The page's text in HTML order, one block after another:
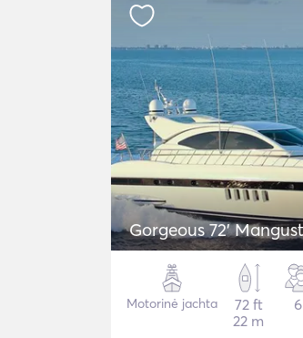
Gorgeous 72'
Motorinė jachta
72 ft
22 m
6